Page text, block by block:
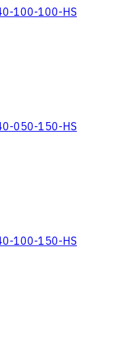
100-100-HS
050-150-HS
100-150-HS